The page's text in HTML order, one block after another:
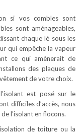
si vos combles sont
sont aménageables,
chaque lé sous les
qui empêche la vapeur
ce qui amènerait de
des plaques de
de votre choix.
est posé sur le
difficiles d’accès, nous
l’isolant en flocons.
de toiture ou la